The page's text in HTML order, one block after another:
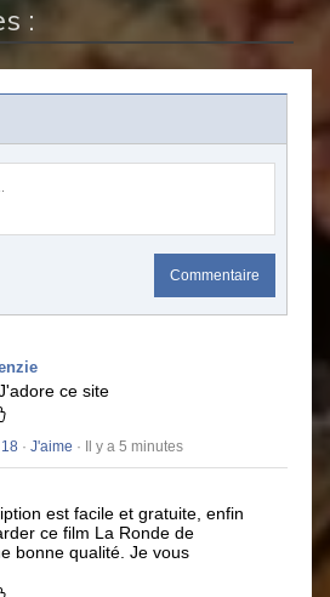
:
Commentaire
ce site
18 · J'aime · Il y a 5 minutes
est facile et gratuite, enfin
ce film La Ronde de
bonne qualité. Je vous